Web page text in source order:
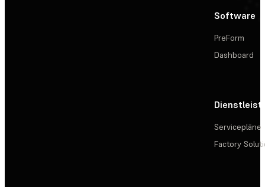
Software
PreForm
Dashboard
Servicepläne
Factory